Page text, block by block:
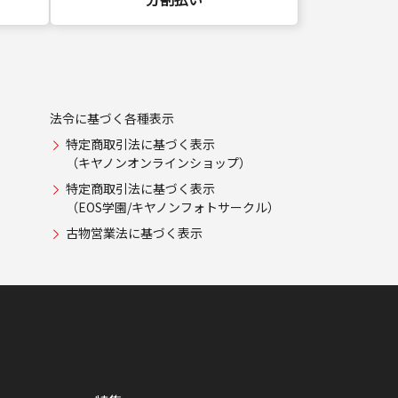
法令に基づく各種表示
特定商取引法に基づく表示
（キヤノンオンラインショップ）
特定商取引法に基づく表示
（EOS学園/キヤノンフォトサークル）
古物営業法に基づく表示